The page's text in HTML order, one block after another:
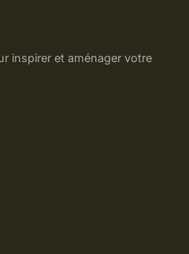
inspirer et aménager votre